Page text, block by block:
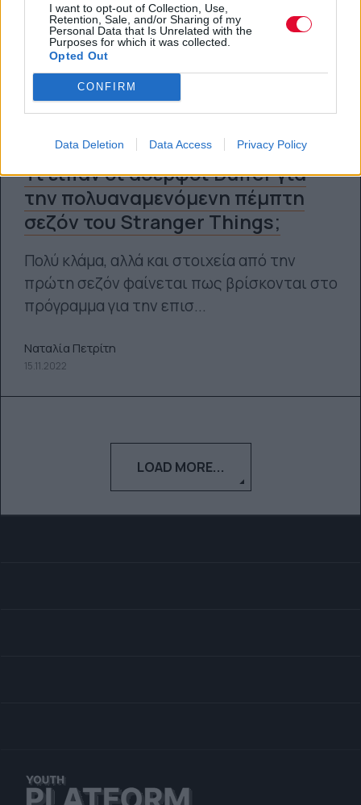
I want to opt-out of Collection, Use,
Retention, Sale, and/or Sharing of my
Personal Data that Is Unrelated with the
Purposes for which it was collected.
Opted Out
CONFIRM
Data Deletion Data Access Privacy Policy
Τι είπαν οι αδερφοί Duffer για
την πολυαναμενόμενη πέμπτη
σεζόν του Stranger Things;
Πολύ κλάμα, αλλά και στοιχεία από την
πρώτη σεζόν φαίνεται πως βρίσκονται στο
πρόγραμμα για την επισ...
Ναταλία Πετρίτη
15.11.2022
LOAD MORE...